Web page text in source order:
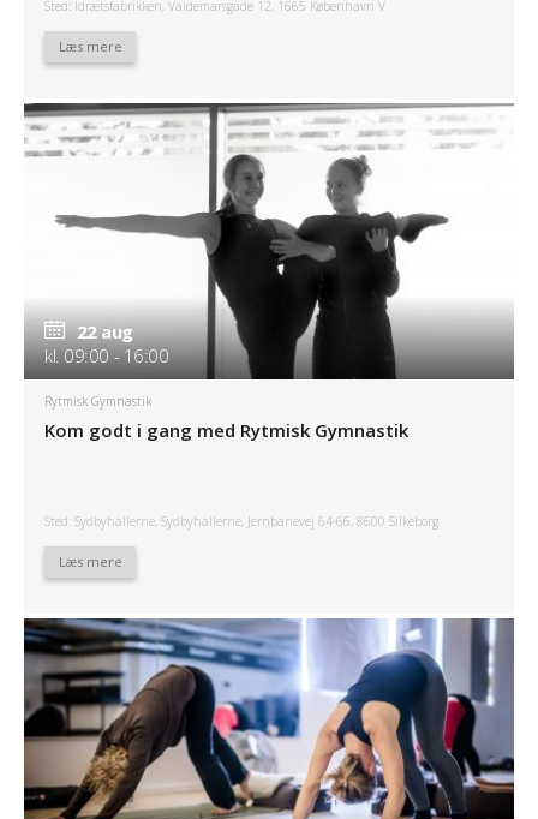
Sted: Idrætsfabrikken, Valdemarsgade 12, 1665 København V
Læs mere
22 aug
kl. 09:00 - 16:00
Rytmisk Gymnastik
Kom godt i gang med Rytmisk Gymnastik
Sted: Sydbyhallerne, Sydbyhallerne, Jernbanevej 64-66, 8600 Silkeborg
Læs mere